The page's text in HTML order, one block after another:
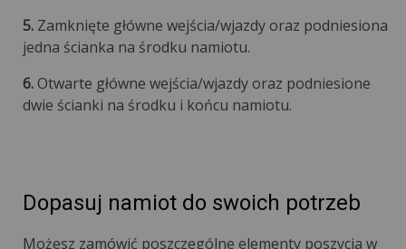
5. Zamknięte główne wejścia/wjazdy oraz podniesiona
jedna ścianka na środku namiotu.
6.Otwarte główne wejścia/wjazdy oraz podniesione
dwie ścianki na środku i końcu namiotu.
Dopasuj namiot do swoich potrzeb
Możesz zamówić poszczególne elementy poszycia w